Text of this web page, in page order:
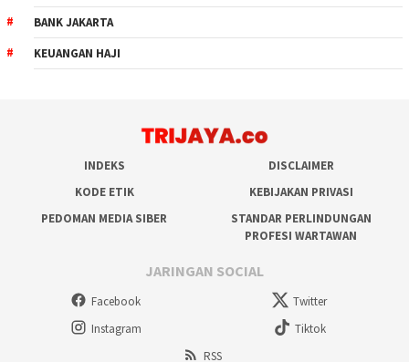
BANK JAKARTA
KEUANGAN HAJI
INDEKS
DISCLAIMER
KODE ETIK
KEBIJAKAN PRIVASI
PEDOMAN MEDIA SIBER
STANDAR PERLINDUNGAN
PROFESI WARTAWAN
JARINGAN SOCIAL
Facebook
Twitter
Instagram
Tiktok
RSS